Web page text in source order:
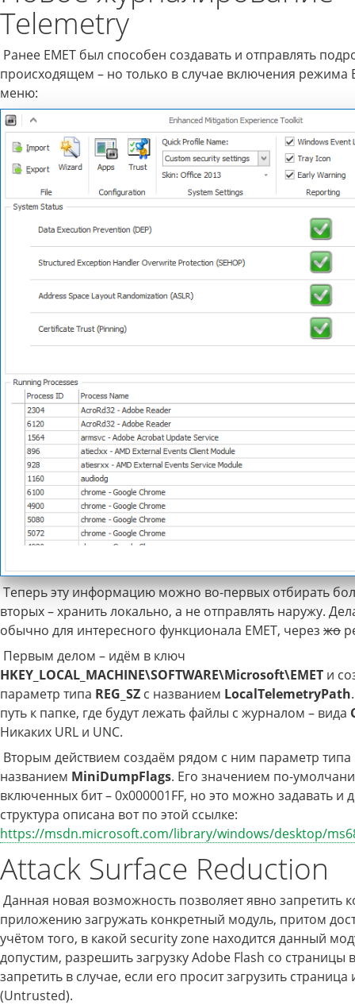
Telemetry
Ранее EMET был способен создавать и отправлять
происходящем – но только в случае включения режима
меню:
Теперь эту информацию можно во-первых отбирать
вторых – хранить локально, а не отправлять наружу.
обычно для интересного функционала EMET, через жо
Первым делом – идём в ключ
HKEY_LOCAL_MACHINE\SOFTWARE\Microsoft\EMET и
параметр типа REG_SZ с названием LocalTelemetryPath
путь к папке, где будут лежать файлы с журналом – вида
Никаких URL и UNC.
Вторым действием создаём рядом с ним параметр типа
названием MiniDumpFlags. Его значением по-
включенных бит – 0x000001FF, но это можно задавать и
структура описана вот по этой ссылке:
https://msdn.microsoft.com/library/windows/desktop/
Attack Surface Reduction
Данная новая возможность позволяет явно запретить
приложению загружать конкретный модуль, притом
учётом того, в какой security zone находится данный
допустим, разрешить загрузку Adobe Flash со страницы
запретить в случае, если его просит загрузить
(Untrusted).